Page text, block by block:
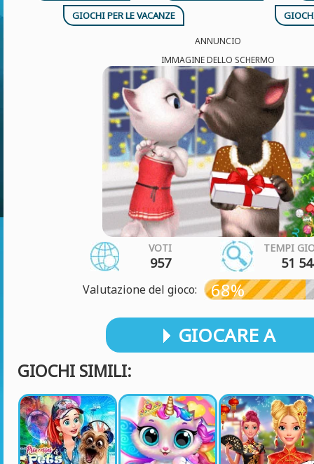
GIOCHI PER LE VACANZE
ANNUNCIO
IMMAGINE DELLO SCHERMO
VOTI
957
TEMPI
51
Valutazione del gioco: 68%
GIOCARE A
GIOCHI SIMILI: